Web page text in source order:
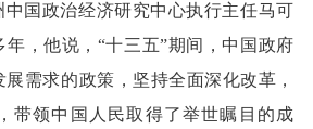
国政治经济研究中心执行主任马可
年，他说，“十三五”期间，中国政府
需求的政策，坚持全面深化改革，
带领中国人民取得了举世瞩目的成